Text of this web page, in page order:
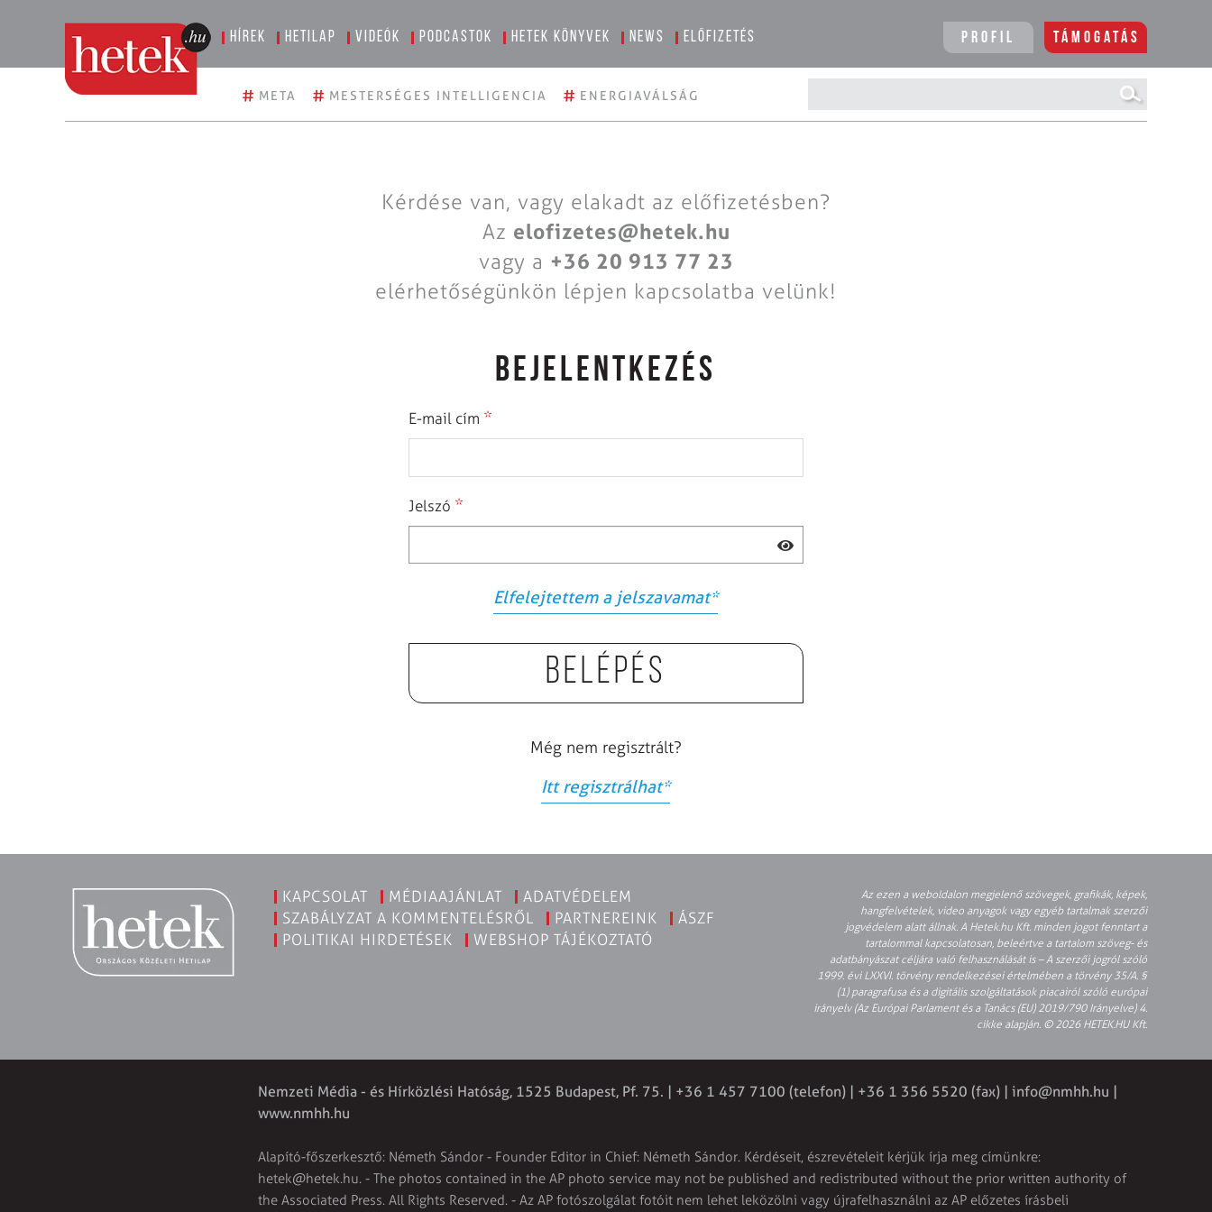
Hírek Hetilap Videók Podcastok Hetek könyvek News Előfizetés Profil Támogatás
# META # MESTERSÉGES INTELLIGENCIA # ENERGIAVÁLSÁG
Kérdése van, vagy elakadt az előfizetésben?
Az elofizetes@hetek.hu
vagy a +36 20 913 77 23
elérhetőségünkön lépjen kapcsolatba velünk!
BEJELENTKEZÉS
E-mail cím *
Jelszó *
Elfelejtettem a jelszavamat*
Belépés
Még nem regisztrált?
Itt regisztrálhat*
KAPCSOLAT MÉDIAAJÁNLAT
ADATVÉDELEM
SZABÁLYZAT A KOMMENTELÉSRŐL
PARTNEREINK
ÁSZF
POLITIKAI HIRDETÉSEK
WEBSHOP TÁJÉKOZTATÓ
Az ezen a weboldalon megjelenő szövegek, grafikák, képek,
hangfelvételek, video anyagok vagy egyéb tartalmak szerzői
jogvédelem alatt állnak. A Hetek.hu Kft. minden jogot fenntart a
tartalommal kapcsolatosan, beleértve a tartalom szöveg- és
adatbányászat céljára való felhasználását is – A szerzői jogról szóló
1999. évi LXXVI. törvény rendelkezései értelmében a törvény 35/A. §
(1) paragrafusa és a digitális szolgáltatások piacairól szóló európai
irányelv (Az Európai Parlament és a Tanács (EU) 2019/790 Irányelve) 4.
cikke alapján. © 2026 HETEK.HU Kft.
Nemzeti Média - és Hírközlési Hatóság, 1525 Budapest, Pf. 75. | +36 1 457 7100 (telefon) | +36 1 356 5520 (fax) | info@nmhh.hu |
www.nmhh.hu
Alapító-főszerkesztő: Németh Sándor - Founder Editor in Chief: Németh Sándor. Kérdéseit, észrevételeit kérjük írja meg címünkre:
hetek@hetek.hu. - The photos contained in the AP photo service may not be published and redistributed without the prior written authority of
the Associated Press. All Rights Reserved. - Az AP fotószolgálat fotóit nem lehet leközölni vagy újrafelhasználni az AP előzetes írásbeli